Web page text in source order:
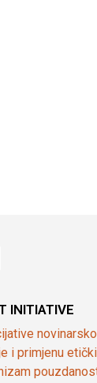
INITIATIVE
i primjenu